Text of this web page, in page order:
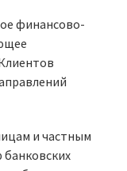
финансово-
и частным